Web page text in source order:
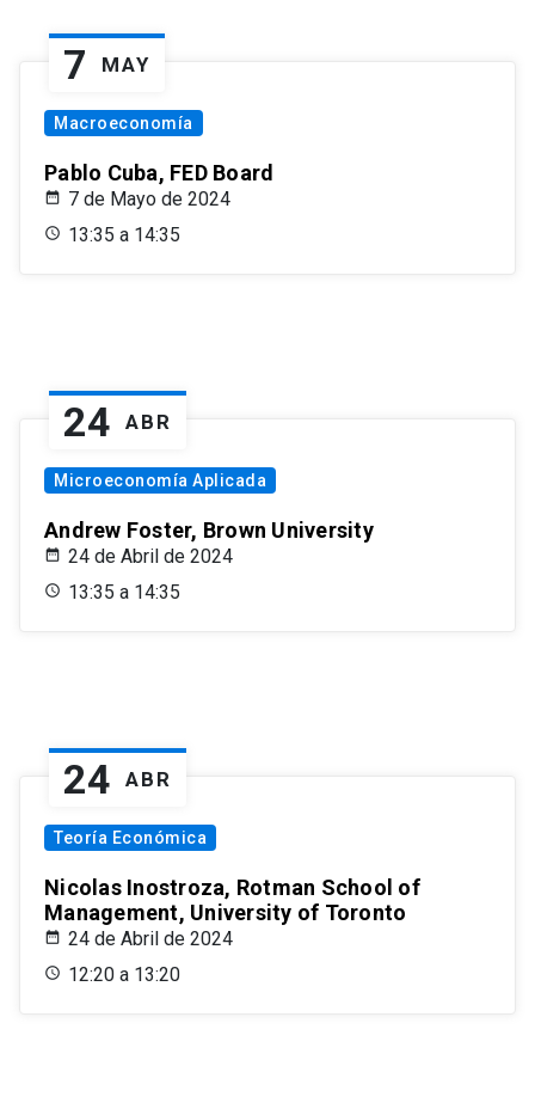
7 MAY
Macroeconomía
Pablo Cuba, FED Board
7 de Mayo de 2024
13:35 a 14:35
24 ABR
Microeconomía Aplicada
Andrew Foster, Brown University
24 de Abril de 2024
13:35 a 14:35
24 ABR
Teoría Económica
Nicolas Inostroza, Rotman School of
Management, University of Toronto
24 de Abril de 2024
12:20 a 13:20